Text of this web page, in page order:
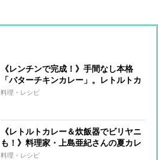
《レンチンで完成！》手間なし本格
「バターチキンカレー」。レトルトカ
レーが激変する簡単トッピングも
料理・レシピ
《レトルトカレー＆炊飯器でビリヤニ
も！》料理家・上島亜紀さんの夏カレ
ーレシピ
料理・レシピ